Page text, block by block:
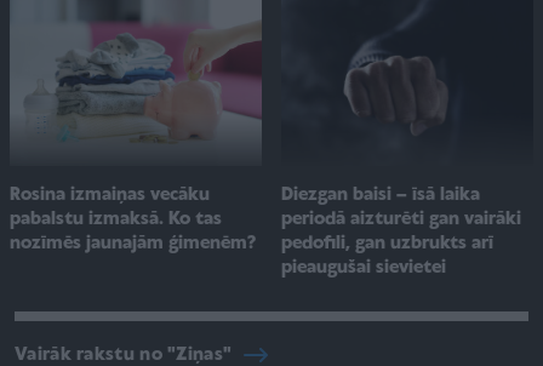
Rosina izmaiņas vecāku
pabalstu izmaksā. Ko tas
nozīmēs jaunajām ģimenēm?
Diezgan baisi – īsā laika
periodā aizturēti gan vairāki
pedofili, gan uzbrukts arī
pieaugušai sievietei
Vairāk rakstu no "Ziņas"